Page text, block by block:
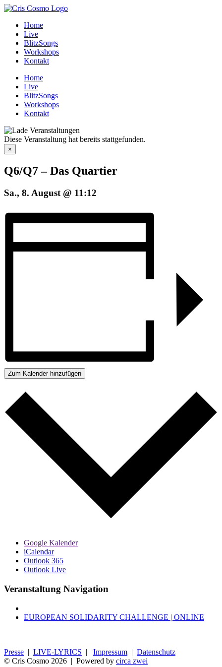
Zum
springenHome
Live
BlitzSongs
Workshops
Kontakt
Home
Live
BlitzSongs
Workshops
Kontakt
Diese Veranstaltung hat bereits stattgefunden.
×
Q6/Q7 – Das Quartier
Sa., 8. August @ 11:12
Zum Kalender hinzufügen
Google Kalender
iCalendar
Outlook 365
Outlook Live
Veranstaltung Navigation
EUROPEAN SOLIDARITY CHALLENGE | ONLINE
Presse | LIVE-LYRICS | Impressum | Datenschutz
© Cris Cosmo 2026 | Powered by circa zwei